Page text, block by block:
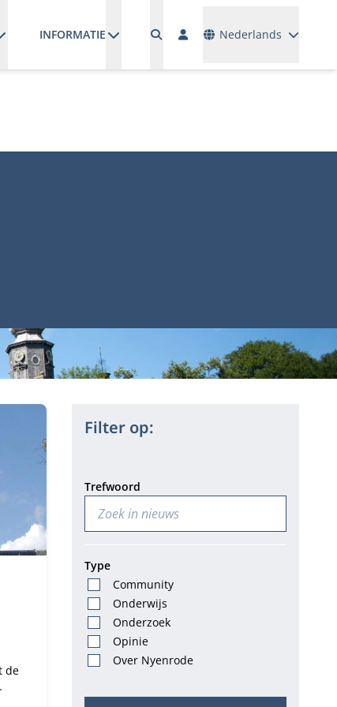
INFORMATIE Nederlands
de
Filter op:
Trefwoord
Type
Community
Onderwijs
Onderzoek
Opinie
Over Nyenrode